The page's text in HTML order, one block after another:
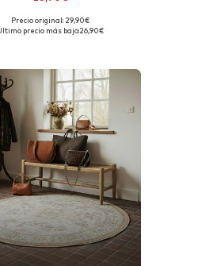
Tallas disponibles: 55-60
Precio original: 29,90€
precio más bajo:26,90€